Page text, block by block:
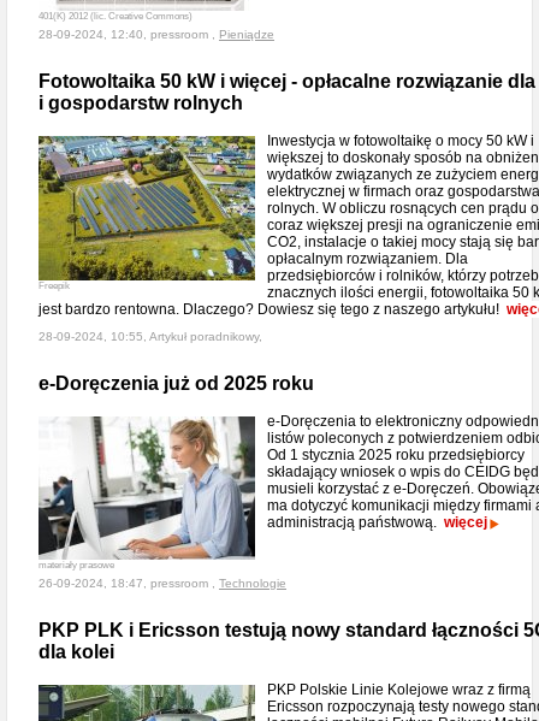
401(K) 2012 (lic. Creative Commons)
28-09-2024, 12:40, pressroom , Pieniądze
Fotowoltaika 50 kW i więcej - opłacalne rozwiązanie
i gospodarstw rolnych
Freepik
Inwestycja w fotowoltaikę o mocy 50 kW i
większej to doskonały sposób na
wydatków związanych ze zużyciem
elektrycznej w firmach oraz
rolnych. W obliczu rosnących cen prądu
coraz większej presji na ograniczenie
CO2, instalacje o takiej mocy stają się
opłacalnym rozwiązaniem. Dla
przedsiębiorców i rolników, którzy
znacznych ilości energii, fotowoltaika 50
jest bardzo rentowna. Dlaczego? Dowiesz się tego z naszego artykułu!
28-09-2024, 10:55, Artykuł poradnikowy,
e-Doręczenia już od 2025 roku
materiały prasowe
e-Doręczenia to elektroniczny
listów poleconych z potwierdzeniem
Od 1 stycznia 2025 roku przedsiębiorcy
składający wniosek o wpis do CEIDG
musieli korzystać z e-Doręczeń.
ma dotyczyć komunikacji między firmami
administracją państwową. więcej
26-09-2024, 18:47, pressroom , Technologie
PKP PLK i Ericsson testują nowy standard łączności
dla kolei
PKP Polskie Linie Kolejowe wraz z firmą
Ericsson rozpoczynają testy nowego